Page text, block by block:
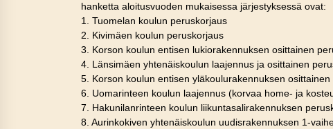
hanketta aloitusvuoden mukaisessa järjestyksessä ovat:
1. Tuomelan koulun peruskorjaus
2. Kivimäen koulun peruskorjaus
3. Korson koulun entisen lukiorakennuksen osittainen
4. Länsimäen yhtenäiskoulun laajennus ja osittainen
5. Korson koulun entisen yläkoulurakennuksen
6. Uomarinteen koulun laajennus (korvaa home- ja
7. Hakunilanrinteen koulun liikuntasalirakennuksen
8. Aurinkokiven yhtenäiskoulun uudisrakennuksen 1-